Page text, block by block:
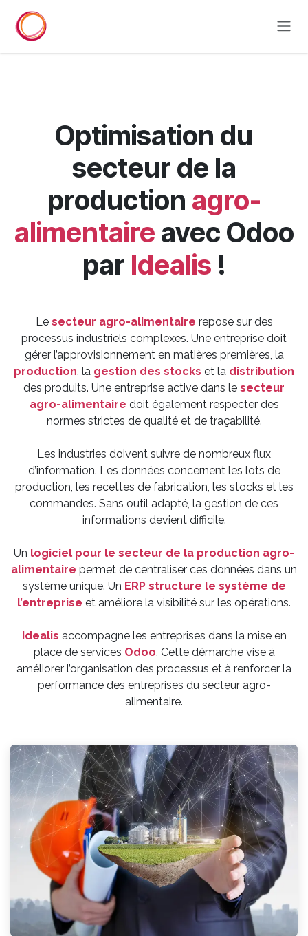
Optimisation du
secteur de la
production agro-
alimentaire avec Odoo
par Idealis !
Le secteur agro-alimentaire repose sur des
processus industriels complexes. Une entreprise doit
gérer l’approvisionnement en matières premières, la
production, la gestion des stocks et la distribution
des produits. Une entreprise active dans le secteur
agro-alimentaire doit également respecter des
normes strictes de qualité et de traçabilité.
Les industries doivent suivre de nombreux flux
d’information. Les données concernent les lots de
production, les recettes de fabrication, les stocks et les
commandes. Sans outil adapté, la gestion de ces
informations devient difficile.
Un logiciel pour le secteur de la production agro-
alimentaire permet de centraliser ces données dans un
système unique. Un ERP structure le système de
l’entreprise et améliore la visibilité sur les opérations.
Idealis accompagne les entreprises dans la mise en
place de services Odoo. Cette démarche vise à
améliorer l’organisation des processus et à renforcer la
performance des entreprises du secteur agro-
alimentaire.